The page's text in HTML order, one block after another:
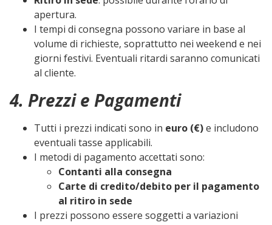
apertura.
I tempi di consegna possono variare in base al
volume di richieste, soprattutto nei weekend e nei
giorni festivi. Eventuali ritardi saranno comunicati
al cliente.
4. Prezzi e Pagamenti
Tutti i prezzi indicati sono in euro (€)e includono
eventuali tasse applicabili.
I metodi di pagamento accettati sono:
Contanti alla consegna
Carte di credito/debito per il pagamento
al ritiro in sede
I prezzi possono essere soggetti a variazioni